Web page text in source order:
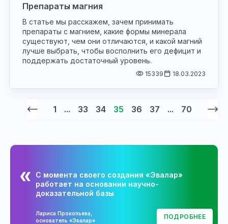
Препараты магния
В статье мы расскажем, зачем принимать
препараты с магнием, какие формы минерала
существуют, чем они отличаются, и какой магний
лучше выбрать, чтобы восполнить его дефицит и
поддержать достаточный уровень.
15339 18.03.2023
1 ... 33 34 35 36 37 ... 70
С момента своего создания «Эвалар»
работает на основании научно-
доказательной базы
Лариса Прокопьева,
основатель «Эвалар»
ПОДРОБНЕЕ